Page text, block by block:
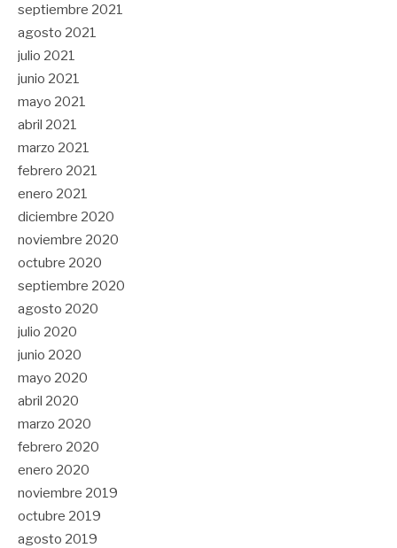
septiembre 2021
agosto 2021
julio 2021
junio 2021
mayo 2021
abril 2021
marzo 2021
febrero 2021
enero 2021
diciembre 2020
noviembre 2020
octubre 2020
septiembre 2020
agosto 2020
julio 2020
junio 2020
mayo 2020
abril 2020
marzo 2020
febrero 2020
enero 2020
noviembre 2019
octubre 2019
agosto 2019